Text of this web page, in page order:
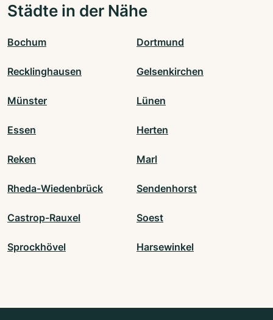
Städte in der Nähe
Bochum Dortmund
Recklinghausen Gelsenkirchen
Münster Lünen
Essen Herten
Reken Marl
Rheda-Wiedenbrück Sendenhorst
Castrop-Rauxel Soest
Sprockhövel Harsewinkel